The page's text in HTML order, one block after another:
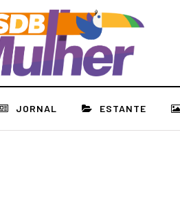
JORNAL ESTANTE